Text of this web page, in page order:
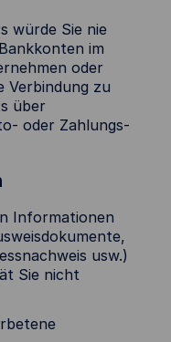
würde Sie nie
im
oder
Verbindung zu
über
oder Zahlungs-
Informationen
usw.)
Sie nicht